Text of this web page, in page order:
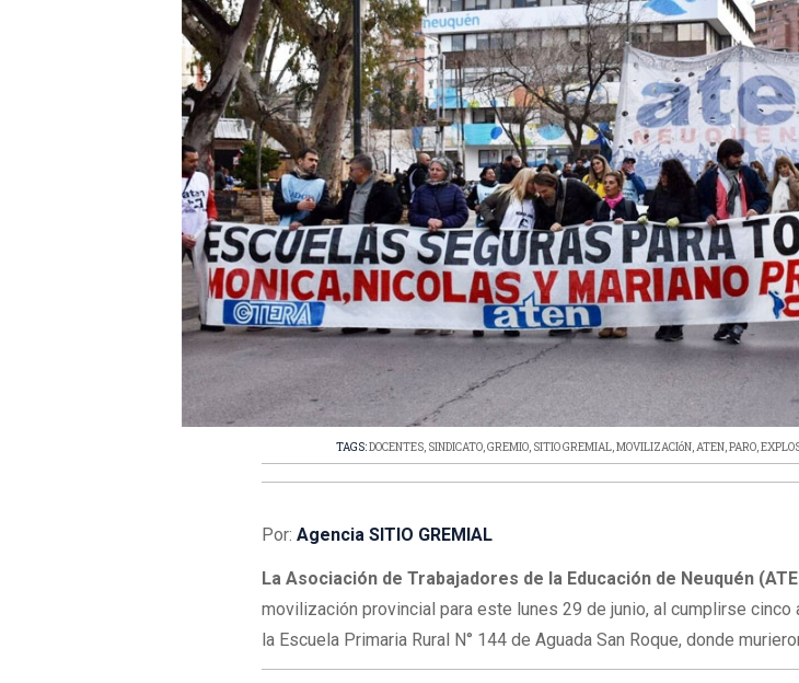
TAGS:DOCENTES, SINDICATO,GREMIO, SITIO GREMIAL,MOVILIZACIóN,ATEN,PARO,
Por:Agencia SITIO GREMIAL
La Asociación de Trabajadores de la Educación de Neuquén
movilización provincial para este lunes 29 de junio, al cumplirse
la Escuela Primaria Rural N° 144 de Aguada San Roque, donde